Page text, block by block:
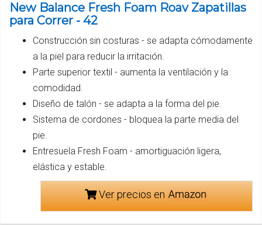
New Balance Fresh Foam Roav Zapatillas
para Correr - 42
Construcción sin costuras - se adapta cómodamente
a la piel para reducir la irritación.
Parte superior textil - aumenta la ventilación y la
comodidad.
Diseño de talón - se adapta a la forma del pie.
Sistema de cordones - bloquea la parte media del
pie.
Entresuela Fresh Foam - amortiguación ligera,
elástica y estable.
Ver precios en